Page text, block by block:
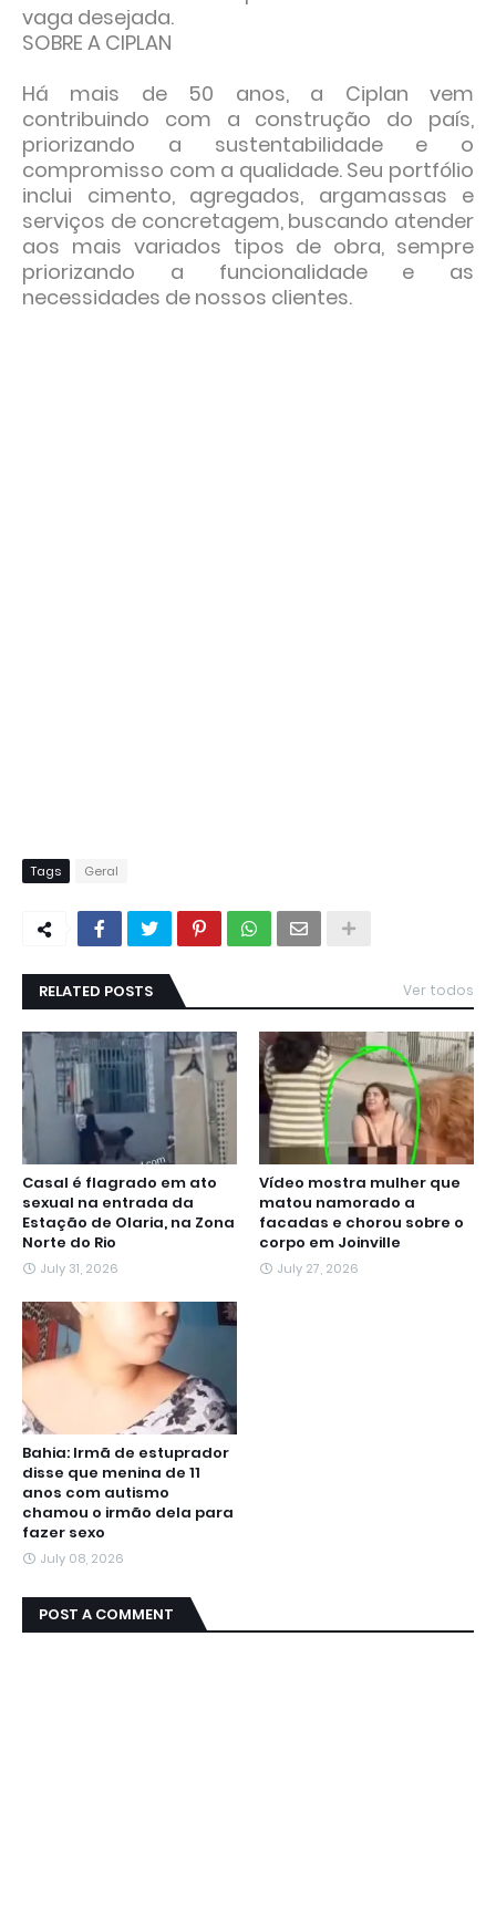
vaga desejada.
SOBRE A CIPLAN
Há mais de 50 anos, a Ciplan vem
contribuindo com a construção do país,
priorizando a sustentabilidade e o
compromisso com a qualidade. Seu portfólio
inclui cimento, agregados, argamassas e
serviços de concretagem, buscando atender
aos mais variados tipos de obra, sempre
priorizando a funcionalidade e as
necessidades de nossos clientes.
Tags Geral
RELATED POSTS Ver todos
Casal é flagrado em ato
sexual na entrada da
Estação de Olaria, na Zona
Norte do Rio
July 31, 2026
Vídeo mostra mulher que
matou namorado a
facadas e chorou sobre o
corpo em Joinville
July 27, 2026
Bahia: Irmã de estuprador
disse que menina de 11
anos com autismo
chamou o irmão dela para
fazer sexo
July 08, 2026
POST A COMMENT